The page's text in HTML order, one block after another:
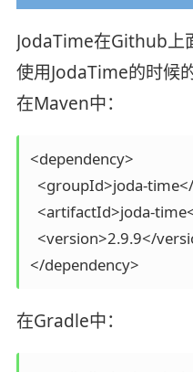
JodaTime在Github上
使用JodaTime的时候
在Maven中：
<dependency>
<groupId>joda-
<artifactId>joda-
<version>2.9.9</
在Gradle中：